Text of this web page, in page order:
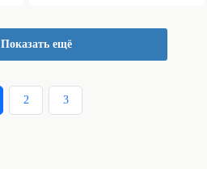
Показать ещё
2 3